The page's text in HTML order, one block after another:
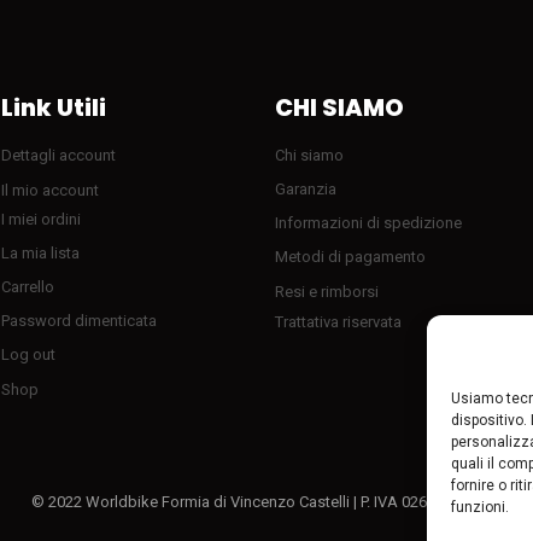
Usiamo
dispositivo.
quali il
fornire o
funzioni.
Link Utili
Dettagli account
Il mio account
I miei ordini
La mia lista
Carrello
Password dimenticata
Log out
Shop
CHI SIAMO
Chi siamo
Garanzia
Informazioni di spedizione
Metodi di pagamento
Resi e rimborsi
Trattativa riservata
© 2022 Worldbike Formia di Vincenzo Castelli | P. IVA 02611080595